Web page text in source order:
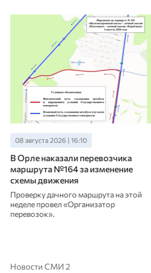
08 августа 2026 | 13:10
Орловские студентки
реставрировали часовню Николая
Чудотворца в Тверской области
Студенты Орловского реставрационно-
строительного техникума приняли
участие в Выездной школе реставрации
Новости СМИ 2